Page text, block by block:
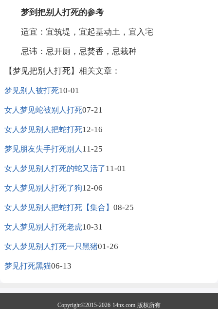
梦到把别人打死的参考
适宜：宜筑堤，宜起基动土，宜入宅
忌讳：忌开厕，忌焚香，忌栽种
【梦见把别人打死】相关文章：
梦见别人被打死10-01
女人梦见蛇被别人打死07-21
女人梦见别人把蛇打死12-16
梦见朋友失手打死别人 11-25
女人梦见别人打死的蛇又活了11-01
女人梦见别人打死了狗12-06
女人梦见别人把蛇打死【集合】 08-25
女人梦见别人打死老虎10-31
女人梦见别人打死一只黑猪01-26
梦见打死黑猫06-13
Copyright©2015-2026 14nx.com 版权所有